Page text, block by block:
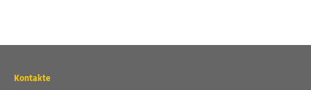
Wichtige
Kontakte